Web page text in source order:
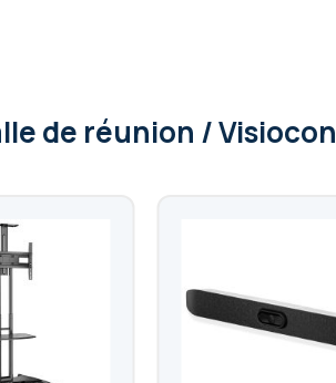
de réunion /